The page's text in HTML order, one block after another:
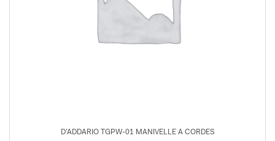
D’ADDARIO TGPW-01 MANIVELLE A CORDES